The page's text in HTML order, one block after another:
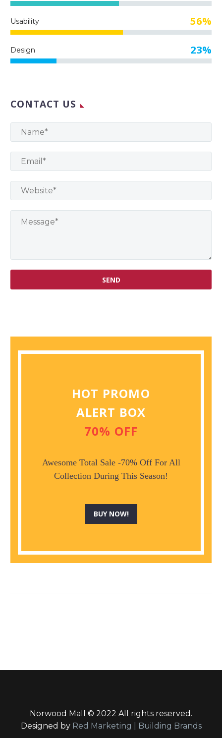
Usability 56%
Design 23%
CONTACT US
HOT PROMO
ALERT BOX
70% OFF
Awesome Total Sale -70% Off For All
Collection During This Season!
BUY NOW!
Norwood Mall © 2022 All rights reserved.
Designed by Red Marketing | Building Brands